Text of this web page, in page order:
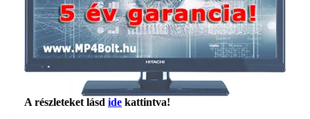
A részleteket lásd ide kattintva!